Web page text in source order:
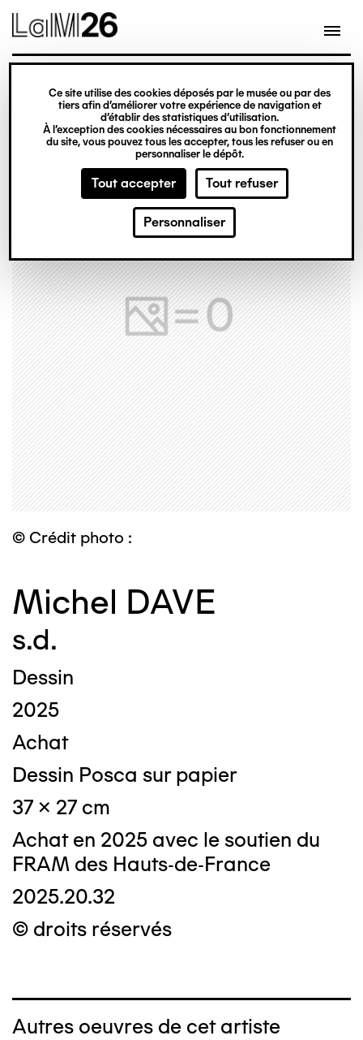
Gestion des cookies
Ce site utilise des cookies déposés par le musée ou par des
tiers afin d’améliorer votre expérience de navigation et
d’établir des statistiques d’utilisation.
À l’exception des cookies nécessaires au bon fonctionnement
du site, vous pouvez tous les accepter, tous les refuser ou en
personnaliser le dépôt.
Tout accepter Tout refuser
Personnaliser
contenu
© Crédit photo :
Michel DAVE
s.d.
Dessin
2025
Achat
Dessin Posca sur papier
37 x 27 cm
Achat en 2025 avec le soutien du
FRAM des Hauts-de-France
2025.20.32
© droits réservés
Autres oeuvres de cet artiste